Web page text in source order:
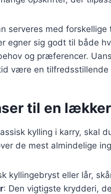
serveres med
egner sig godt til både
og præferencer.
være en tilfredsstillende
til en
kylling i karry, skal
de mest almindelige
kyllingebryst eller lår,
: Den vigtigste krydderi,